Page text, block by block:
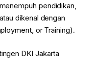
pendidikan,
dikenal dengan
or Training).
DKI Jakarta